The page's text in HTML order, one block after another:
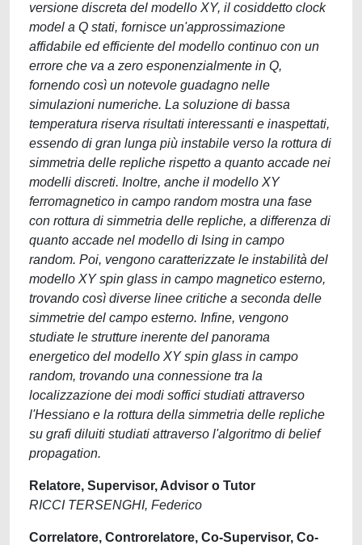
versione discreta del modello XY, il cosiddetto clock
model a Q stati, fornisce un'approssimazione
affidabile ed efficiente del modello continuo con un
errore che va a zero esponenzialmente in Q,
fornendo così un notevole guadagno nelle
simulazioni numeriche. La soluzione di bassa
temperatura riserva risultati interessanti e inaspettati,
essendo di gran lunga più instabile verso la rottura di
simmetria delle repliche rispetto a quanto accade nei
modelli discreti. Inoltre, anche il modello XY
ferromagnetico in campo random mostra una fase
con rottura di simmetria delle repliche, a differenza di
quanto accade nel modello di Ising in campo
random. Poi, vengono caratterizzate le instabilità del
modello XY spin glass in campo magnetico esterno,
trovando così diverse linee critiche a seconda delle
simmetrie del campo esterno. Infine, vengono
studiate le strutture inerente del panorama
energetico del modello XY spin glass in campo
random, trovando una connessione tra la
localizzazione dei modi soffici studiati attraverso
l'Hessiano e la rottura della simmetria delle repliche
su grafi diluiti studiati attraverso l'algoritmo di belief
propagation.
Relatore, Supervisor, Advisor o Tutor
RICCI TERSENGHI, Federico
Correlatore, Controrelatore, Co-Supervisor, Co-